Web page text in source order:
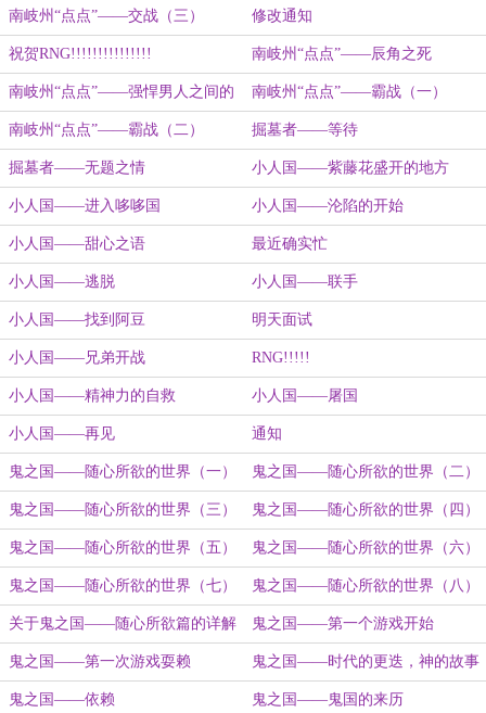
南岐州“点点”——交战（三） 修改通知
祝贺RNG!!!!!!!!!!!!!!! 南岐州“点点”——辰角之死
南岐州“点点”——强悍男人之间的
碰面
南岐州“点点”——霸战（一）
南岐州“点点”——霸战（二） 掘墓者——等待
掘墓者——无题之情 小人国——紫藤花盛开的地方
小人国——进入哆哆国 小人国——沦陷的开始
小人国——甜心之语 最近确实忙
小人国——逃脱 小人国——联手
小人国——找到阿豆 明天面试
小人国——兄弟开战 RNG!!!!!
小人国——精神力的自救 小人国——屠国
小人国——再见 通知
鬼之国——随心所欲的世界（一） 鬼之国——随心所欲的世界（二）
鬼之国——随心所欲的世界（三） 鬼之国——随心所欲的世界（四）
鬼之国——随心所欲的世界（五） 鬼之国——随心所欲的世界（六）
鬼之国——随心所欲的世界（七） 鬼之国——随心所欲的世界（八）
关于鬼之国——随心所欲篇的详解
（可不看）
鬼之国——第一个游戏开始
鬼之国——第一次游戏耍赖 鬼之国——时代的更迭，神的故事
鬼之国——依赖 鬼之国——鬼国的来历